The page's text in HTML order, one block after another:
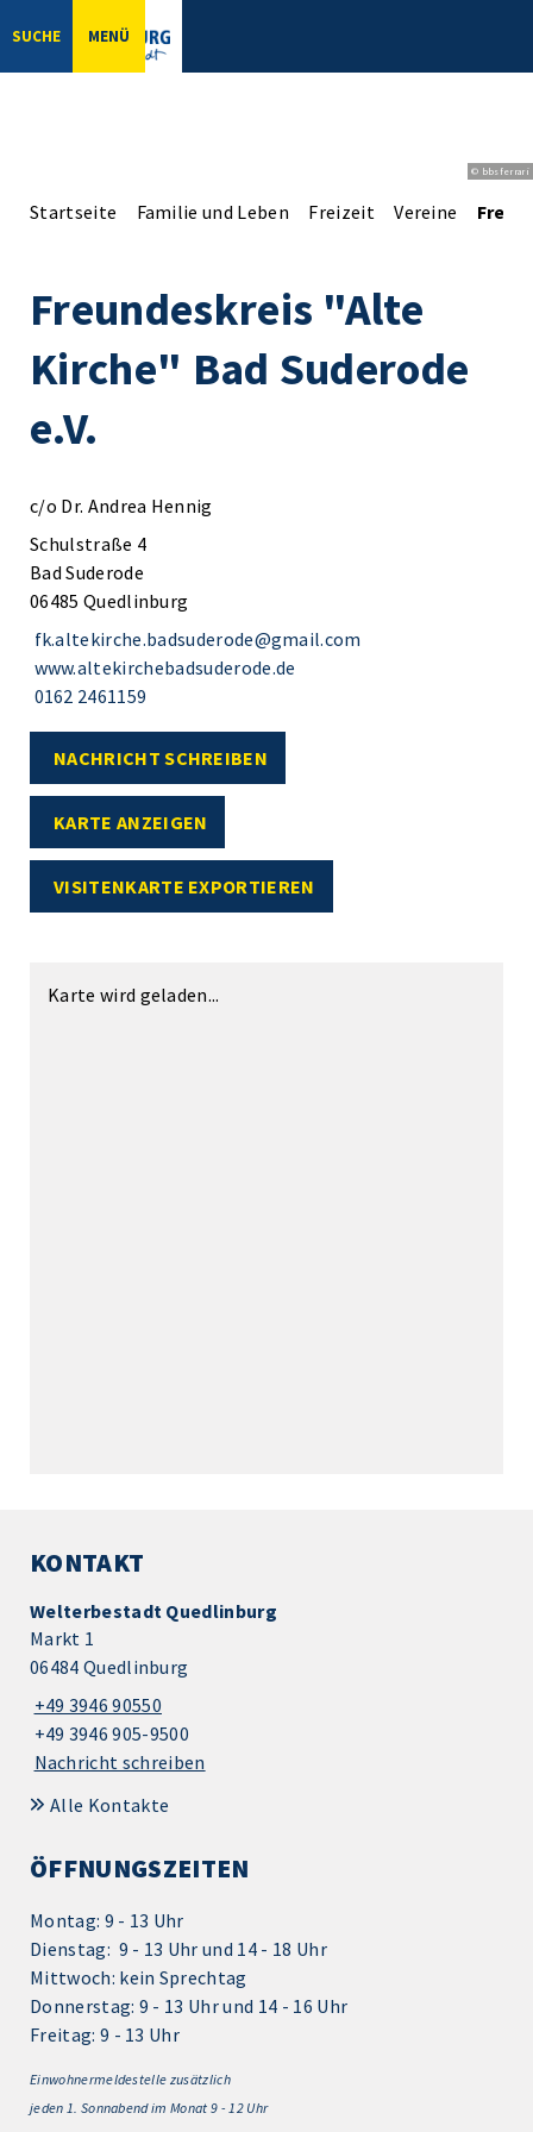
SUCHE MENÜ
© bbsferrari
Startseite Familie und Leben Freizeit Vereine
Freundeskreis "Alte
Kirche" Bad Suderode
e.V.
c/o Dr. Andrea Hennig
Schulstraße 4
Bad Suderode
06485 Quedlinburg
fk.altekirche.badsuderode@gmail.com
www.altekirchebadsuderode.de
0162 2461159
NACHRICHT SCHREIBEN
KARTE ANZEIGEN
VISITENKARTE EXPORTIEREN
Karte wird geladen...
KONTAKT
Welterbestadt Quedlinburg
Markt 1
06484 Quedlinburg
+49 3946 90550
+49 3946 905-9500
Nachricht schreiben
Alle Kontakte
ÖFFNUNGSZEITEN
Montag: 9 - 13 Uhr
Dienstag: 9 - 13 Uhr und 14 - 18 Uhr
Mittwoch: kein Sprechtag
Donnerstag: 9 - 13 Uhr und 14 - 16 Uhr
Freitag: 9 - 13 Uhr
Einwohnermeldestelle zusätzlich
jeden 1. Sonnabend im Monat 9 - 12 Uhr